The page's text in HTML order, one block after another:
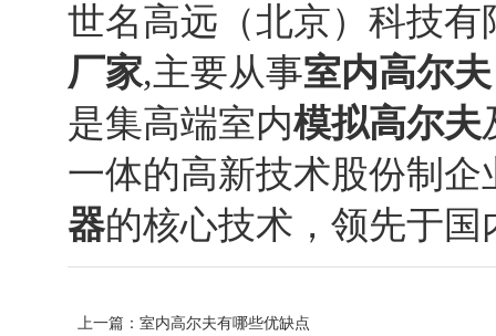
世名高远（北京）科技
厂家,主要从事室内高尔夫
是集高端室内模拟高尔夫
一体的高新技术股份制
器的核心技术，领先于国
上一篇： 室内高尔夫有哪些优缺点